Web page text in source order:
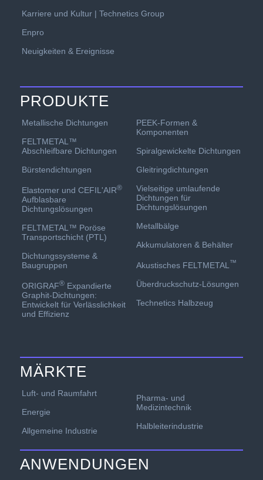
Karriere und Kultur | Technetics Group
Enpro
Neuigkeiten & Ereignisse
PRODUKTE
Metallische Dichtungen
FELTMETAL™
Abschleifbare Dichtungen
Bürstendichtungen
Elastomer und CEFIL'AIR®
Aufblasbare
Dichtungslösungen
FELTMETAL™ Poröse
Transportschicht (PTL)
Dichtungssysteme &
Baugruppen
ORIGRAF®Expandierte
Graphit-Dichtungen:
Entwickelt für Verlässlichkeit
und Effizienz
PEEK-Formen &
Komponenten
Spiralgewickelte Dichtungen
Gleitringdichtungen
Vielseitige umlaufende
Dichtungen für
Dichtungslösungen
Metallbälge
Akkumulatoren & Behälter
Akustisches FELTMETAL ™
Überdruckschutz-Lösungen
Technetics Halbzeug
MÄRKTE
Luft- und Raumfahrt
Energie
Allgemeine Industrie
Pharma- und
Medizintechnik
Halbleiterindustrie
ANWENDUNGEN